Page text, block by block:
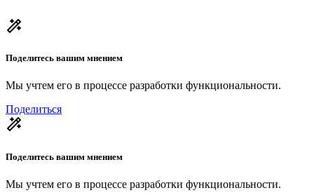
Поделитесь вашим мнением
Мы учтем его в процессе разработки функциональности.
Поделиться
Поделитесь вашим мнением
Мы учтем его в процессе разработки функциональности.